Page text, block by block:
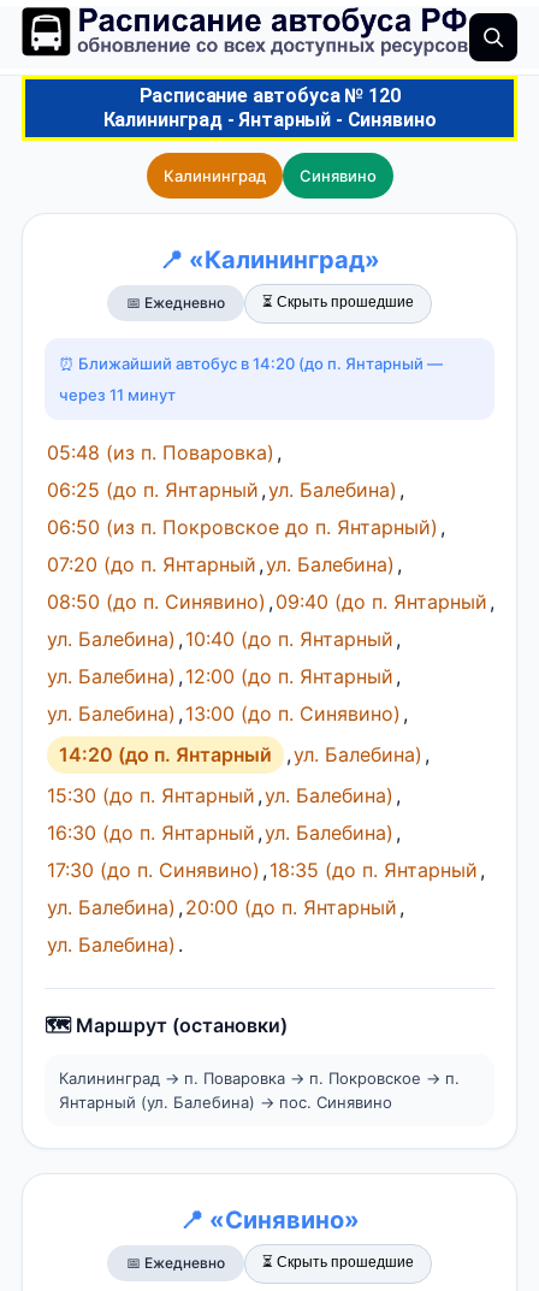
Расписание автобуса № 120
Калининград - Янтарный - Синявино
Калининград Синявино
📍 «Калининград»
📅 Ежедневно ⏳ Скрыть прошедшие
⏰ Ближайший автобус в 14:20 (до п. Янтарный —
через 11 минут
05:48 (из п. Поваровка) ,
06:25 (до п. Янтарный ,ул. Балебина) ,
06:50 (из п. Покровское до п. Янтарный) ,
07:20 (до п. Янтарный ,ул. Балебина) ,
08:50 (до п. Синявино) ,09:40 (до п. Янтарный ,
ул. Балебина) ,10:40 (до п. Янтарный ,
ул. Балебина) ,12:00 (до п. Янтарный ,
ул. Балебина) ,13:00 (до п. Синявино) ,
14:20 (до п. Янтарный
,ул. Балебина) ,
15:30 (до п. Янтарный ,ул. Балебина) ,
16:30 (до п. Янтарный ,ул. Балебина) ,
17:30 (до п. Синявино) ,18:35 (до п. Янтарный ,
ул. Балебина) ,20:00 (до п. Янтарный ,
ул. Балебина) .
🗺️ Маршрут (остановки)
Калининград → п. Поваровка → п. Покровское → п.
Янтарный (ул. Балебина) → пос. Синявино
📍 «Синявино»
📅 Ежедневно ⏳ Скрыть прошедшие